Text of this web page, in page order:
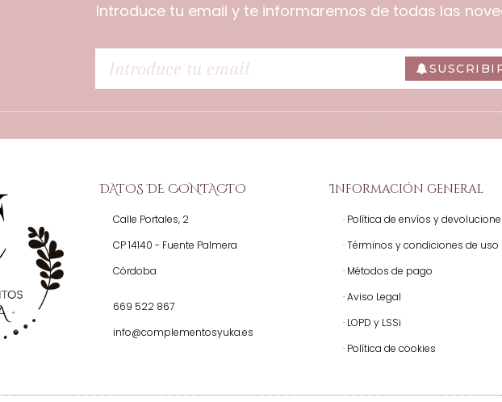
Introduce tu email y te informaremos de todas las
DATOS DE CONTACTO
Calle Portales, 2
CP 14140 - Fuente Palmera
Córdoba
669 522 867
info@complementosyuka.es
Información general
· Política de envíos y
· Términos y condiciones de uso
· Métodos de pago
· Aviso Legal
· LOPD y LSSi
· Política de cookies